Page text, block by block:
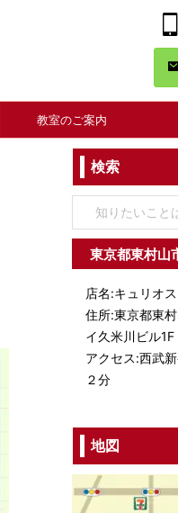
教室のご案内
検索
東京都東村山
店名:キュリオ
住所:東京都東
イ久米川ビル1F
アクセス:西武
２分
地図